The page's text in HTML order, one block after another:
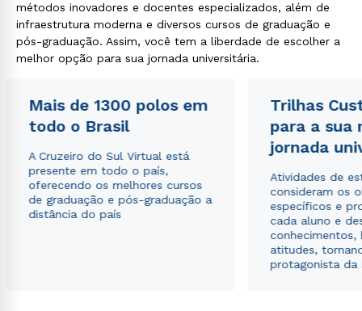
métodos inovadores e docentes especializados, além de
infraestrutura moderna e diversos cursos de graduação e
pós-graduação. Assim, você tem a liberdade de escolher a
melhor opção para sua jornada universitária.
Mais de 1300 polos em
todo o Brasil
A Cruzeiro do Sul Virtual está
presente em todo o país,
oferecendo os melhores cursos
de graduação e pós-graduação a
distância do país
Trilhas
para a sua
jornada
Atividades de
consideram os
específicos e
cada aluno e
conhecimentos,
atitudes,
protagonista da